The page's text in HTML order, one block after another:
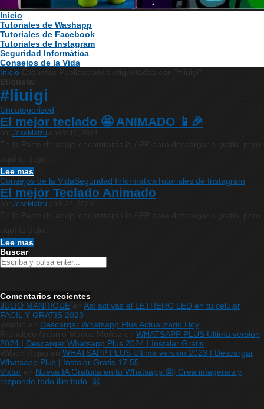
Inicio
Tutoriales de Washapp
Tutoriales de Facebook
Tutoriales de Instagram
Seguridad Informática
Consejos de la Vida
Inicio
Etiqueta:
#liuigi
Uncategorized
El mejor teclado 🤩 ANIMADO 📱🎉
JoseMatzu
En la Parte de abajo encontrarás la APP para descargarla gratis, pero
Lee mas
Consejos de la VidaSeguridad InformáticaTutoriales de Instagram
El mejor Teclado Animado
JoseMatzu
Lee mas
Buscar
Comentarios recientes
JULIO MANRIQUE en Así activas el LETRERO LED en tu celular
FACIL Y GRATIS 2023
Descargar Whatsapp Plus Actualizado Hoy
WHATSAPP PLUS Ultima versión
2024 | Descargar Whatsapp Plus 2024 | Instalar Gratis
Wilson Rojas
WHATSAPP PLUS Ultima versión 2023 | Descargar
Whatsapp Plus | Instalar Gratis 17.55
Vixtor
Nueva IA Gratuita en tu Whatsapp 🤩| Crea imagenes y
responde todo ilimitado. 🤗